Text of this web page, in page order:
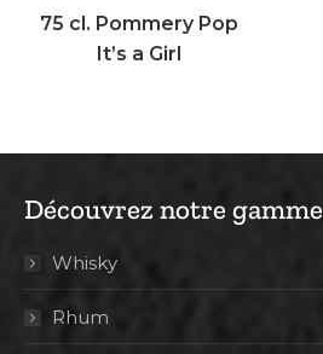
75 cl. Pommery Pop
It’s a Girl
Découvrez notre gamme
Whisky
Rhum